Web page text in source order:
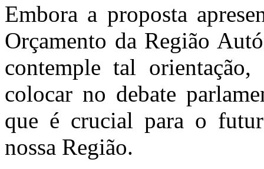
Embora a proposta
Orçamento da Região
contemple tal
colocar no debate
que é crucial para o
nossa Região.